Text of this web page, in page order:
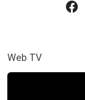
Web TV